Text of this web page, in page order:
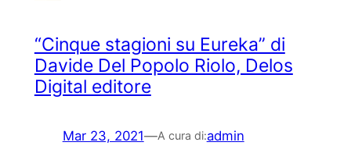
“Cinque stagioni su Eureka” di
Davide Del Popolo Riolo, Delos
Digital editore
Mar 23, 2021—A cura di:admin